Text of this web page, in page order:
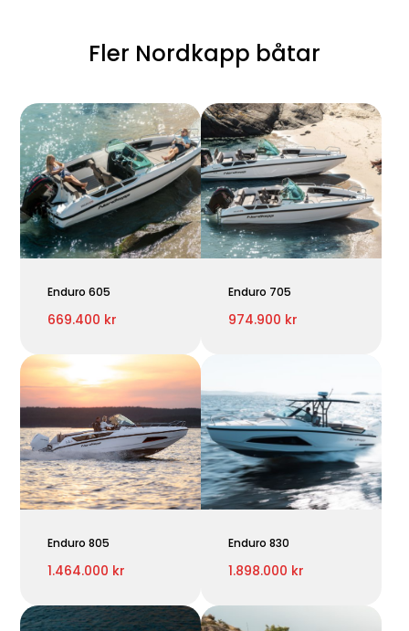
Fler Nordkapp båtar
Enduro 605
669.400 kr
Enduro 705
974.900 kr
Enduro 805
1.464.000 kr
Enduro 830
1.898.000 kr